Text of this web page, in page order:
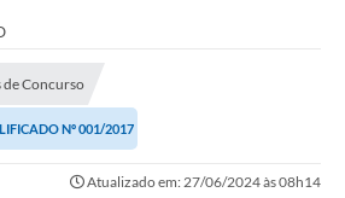
de Concurso
Nº 001/2017
Atualizado em: 27/06/2024 às 08h14